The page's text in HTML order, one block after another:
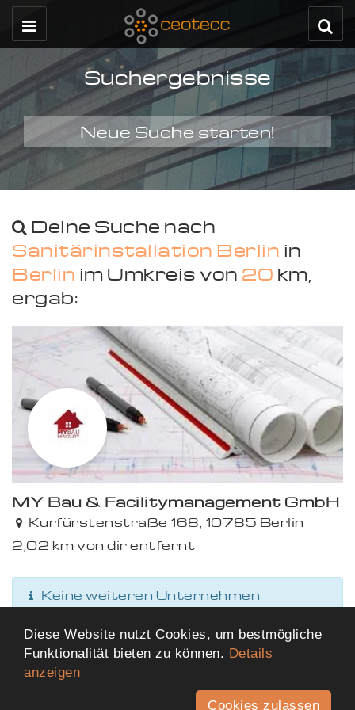
Suchergebnisse
Neue Suche starten!
Deine Suche nach
Sanitärinstallation Berlin in
Berlin im Umkreis von 20 km,
ergab:
MY Bau & Facilitymanagement GmbH
Kurfürstenstraße 168, 10785 Berlin
2,02 km von dir entfernt
Keine weiteren Unternehmen
Diese Website nutzt Cookies, um bestmögliche
Funktionalität bieten zu können. Details
anzeigen
Cookies zulassen